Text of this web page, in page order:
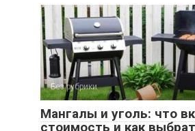
Без рубрики
Мангалы и уголь: что
стоимость и как